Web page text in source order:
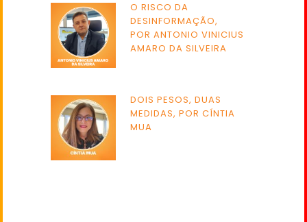
O RISCO DA
DESINFORMAÇÃO,
POR ANTONIO VINICIUS
AMARO DA SILVEIRA
DOIS PESOS, DUAS
MEDIDAS, POR CÍNTIA
MUA